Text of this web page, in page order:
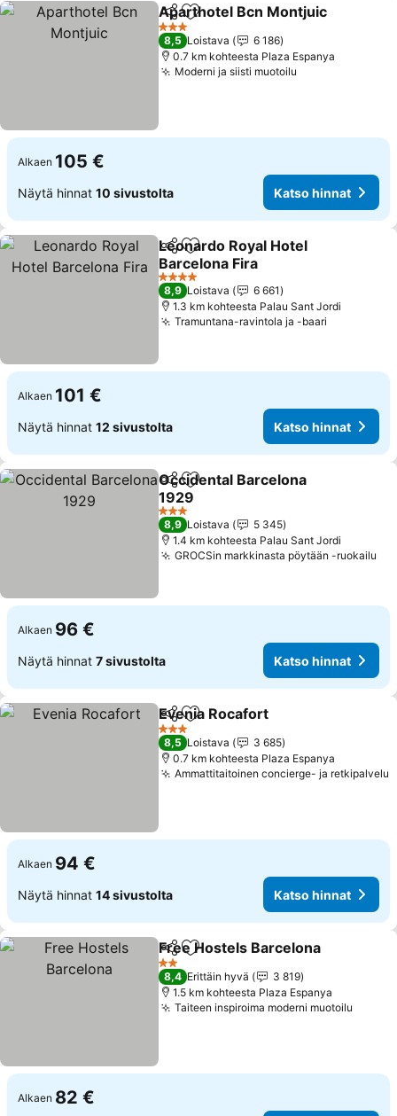
Jaa Lisää suosikkeihin
Aparthotel Bcn Montjuic
3 Tähtiluokitus
8,5 Loistava
6 186
0.7 km kohteesta Plaza Espanya
Moderni ja siisti muotoilu
Alkaen 105 €
Näytä hinnat 10 sivustolta Katso hinnat
Jaa Lisää suosikkeihin
Leonardo Royal Hotel
Barcelona Fira
Katso hinnat
4 Tähtiluokitus
8,9 Loistava
6 661
1.3 km kohteesta Palau Sant Jordi
Tramuntana-ravintola ja -baari
Alkaen 101 €
Näytä hinnat 12 sivustolta Katso hinnat
Jaa Lisää suosikkeihin
Occidental Barcelona
1929
Katso hinnat
3 Tähtiluokitus
8,9 Loistava
5 345
1.4 km kohteesta Palau Sant Jordi
GROCSin markkinasta pöytään -ruokailu
Alkaen 96 €
Näytä hinnat 7 sivustolta Katso hinnat
Jaa Lisää suosikkeihin
Evenia Rocafort
3 Tähtiluokitus
8,5 Loistava
3 685
0.7 km kohteesta Plaza Espanya
Ammattitaitoinen concierge- ja retkipalvelu
Alkaen 94 €
Näytä hinnat 14 sivustolta Katso hinnat
Jaa Lisää suosikkeihin
Free Hostels Barcelona
2 Tähtiluokitus
8,4 Erittäin hyvä
3 819
1.5 km kohteesta Plaza Espanya
Taiteen inspiroima moderni muotoilu
Alkaen 82 €